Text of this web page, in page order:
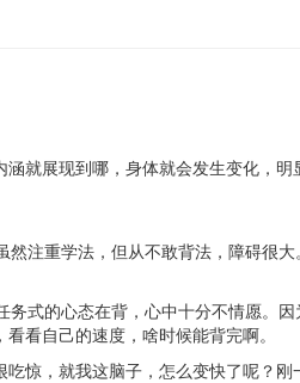
就展现到哪，身体就会发生变化
注重学法，但从不敢背法，障碍
式的心态在背，心中十分不情愿
看自己的速度，啥时候能背完啊。
惊，就我这脑子，怎么变快了呢？